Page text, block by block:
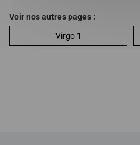
Voir nos autres pages :
Virgo 1